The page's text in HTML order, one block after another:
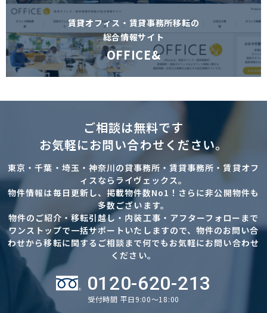
賃貸オフィス・賃貸事務所移転の
総合情報サイト
OFFICE&
ご相談は無料です
お気軽にお問い合わせください。
東京・千葉・埼玉・神奈川の貸事務所・賃貸事務所・賃貸オフ
ィスならライヴェックス。
物件情報は毎日更新し、掲載物件数No1！さらに非公開物件も
多数ございます。
物件のご紹介・移転引越し・内装工事・アフターフォローまで
ワンストップで一括サポートいたしますので、物件のお問い合
わせから移転に関するご相談まで何でもお気軽にお問い合わせ
ください。
0120-620-213
受付時間 平日9:00～18:00